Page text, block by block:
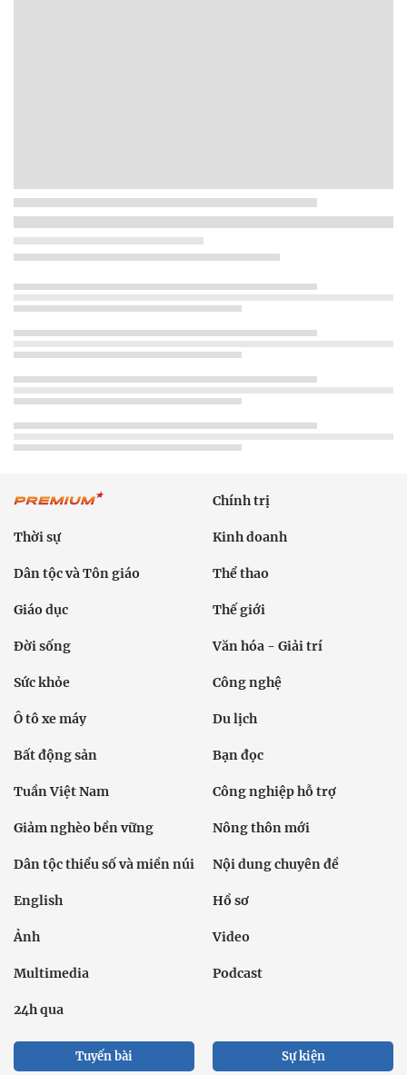
Chính trị
Thời sự Kinh doanh
Dân tộc và Tôn giáo Thể thao
Giáo dục Thế giới
Đời sống Văn hóa - Giải trí
Sức khỏe Công nghệ
Ô tô xe máy Du lịch
Bất động sản Bạn đọc
Tuần Việt Nam Công nghiệp hỗ trợ
Giảm nghèo bền vững Nông thôn mới
Dân tộc thiểu số và miền núi Nội dung chuyên đề
English Hồ sơ
Ảnh Video
Multimedia Podcast
24h qua
Tuyến bài Sự kiện